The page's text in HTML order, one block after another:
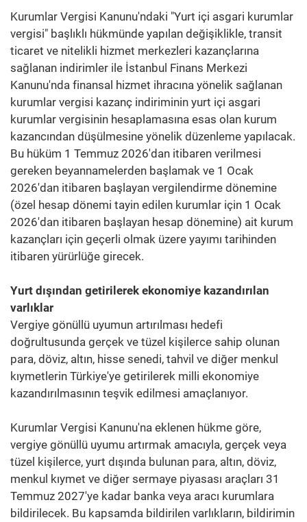
Kurumlar Vergisi Kanunu'ndaki "Yurt içi asgari kurumlar
vergisi" başlıklı hükmünde yapılan değişiklikle, transit
ticaret ve nitelikli hizmet merkezleri kazançlarına
sağlanan indirimler ile İstanbul Finans Merkezi
Kanunu'nda finansal hizmet ihracına yönelik sağlanan
kurumlar vergisi kazanç indiriminin yurt içi asgari
kurumlar vergisinin hesaplamasına esas olan kurum
kazancından düşülmesine yönelik düzenleme yapılacak.
Bu hüküm 1 Temmuz 2026'dan itibaren verilmesi
gereken beyannamelerden başlamak ve 1 Ocak
2026'dan itibaren başlayan vergilendirme dönemine
(özel hesap dönemi tayin edilen kurumlar için 1 Ocak
2026'dan itibaren başlayan hesap dönemine) ait kurum
kazançları için geçerli olmak üzere yayımı tarihinden
itibaren yürürlüğe girecek.
Yurt dışından getirilerek ekonomiye kazandırılan
varlıklar
Vergiye gönüllü uyumun artırılması hedefi
doğrultusunda gerçek ve tüzel kişilerce sahip olunan
para, döviz, altın, hisse senedi, tahvil ve diğer menkul
kıymetlerin Türkiye'ye getirilerek milli ekonomiye
kazandırılmasının teşvik edilmesi amaçlanıyor.
Kurumlar Vergisi Kanunu'na eklenen hükme göre,
vergiye gönüllü uyumu artırmak amacıyla, gerçek veya
tüzel kişilerce, yurt dışında bulunan para, altın, döviz,
menkul kıymet ve diğer sermaye piyasası araçları 31
Temmuz 2027'ye kadar banka veya aracı kurumlara
bildirilecek. Bu kapsamda bildirilen varlıkların, bildirimin